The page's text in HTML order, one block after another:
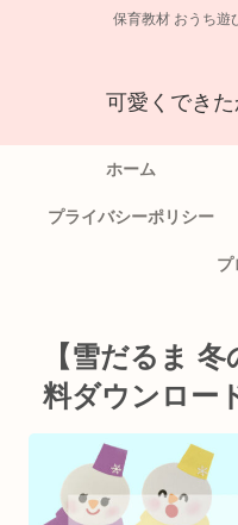
保育教材 おうち遊
可愛くできた
ホーム
プライバシーポリシー
プ
【雪だるま
料ダウンロー